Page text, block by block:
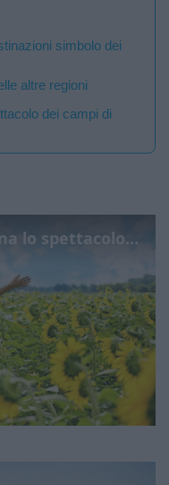
simbolo dei
altre regioni
dei campi di
L’Italia si colora d’oro: torna lo spettacolo dei campi di girasoli in fiore